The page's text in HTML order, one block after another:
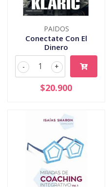
PAIDOS
Conectate Con El
Dinero
+
-
$20.900